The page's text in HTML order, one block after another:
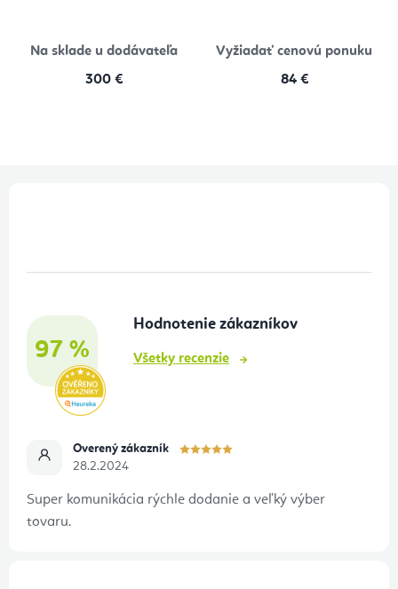
Na sklade u dodávateľa
300 €
Vyžiadať cenovú ponuku
84 €
97 %
Hodnotenie zákazníkov
Všetky recenzie
Overený zákazník
28.2.2024
Super komunikácia rýchle dodanie a veľký výber
tovaru.